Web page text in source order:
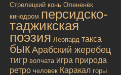
Стрелецкий конь Олененёк
кинодром персидско-
таджикская
поэзия Леопард такса
бык Арабский жеребец
тигр волчата игра природа
ретро человек Каракал горы